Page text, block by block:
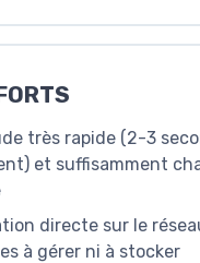
très rapide (2-3
et suffisamment
directe sur le
à gérer ni à stocker